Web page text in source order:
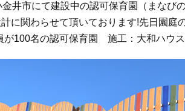
井市にて建設中の認可保育園（まなび
に関わらせて頂いております!先日園庭
が100名の認可保育園 施工：大和ハウ